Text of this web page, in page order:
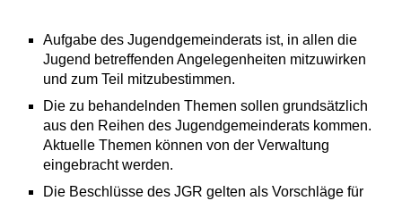
Aufgabe des Jugendgemeinderats ist, in allen die
Jugend betreffenden Angelegenheiten mitzuwirken
und zum Teil mitzubestimmen.
Die zu behandelnden Themen sollen grundsätzlich
aus den Reihen des Jugendgemeinderats kommen.
Aktuelle Themen können von der Verwaltung
eingebracht werden.
Die Beschlüsse des JGR gelten als Vorschläge für